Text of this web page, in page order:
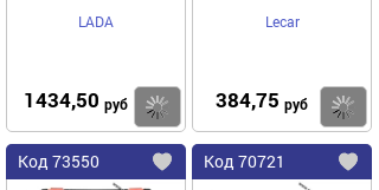
LADA
1434,50 руб Купить
Lecar
384,75 руб
Код 73550
Добавить
Код 70721